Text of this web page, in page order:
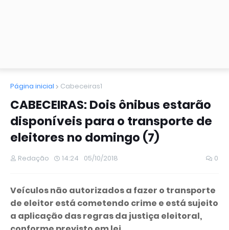
Página inicial Cabeceiras1
CABECEIRAS: Dois ônibus estarão
disponíveis para o transporte de
eleitores no domingo (7)
Redação 14:24 05/10/2018 0
Veículos não autorizados a fazer o transporte
de eleitor está cometendo crime e está sujeito
a aplicação das regras da justiça eleitoral,